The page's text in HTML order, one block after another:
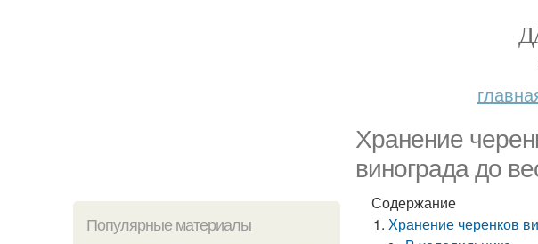
Хранение
винограда до
Популярные материалы
Содержание
Хранение черенков